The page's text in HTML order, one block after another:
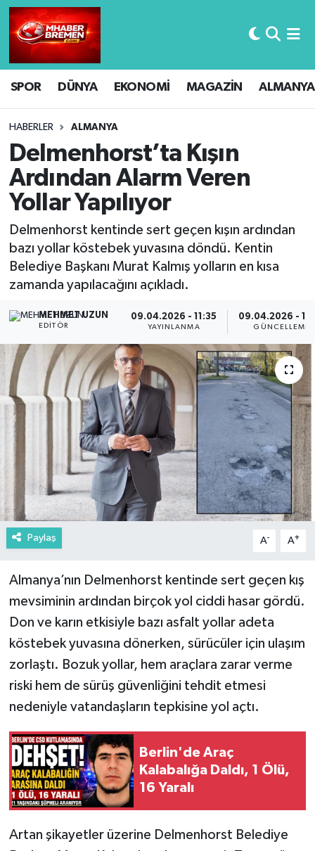
SPOR DÜNYA EKONOMİ MAGAZİN ALMANYA
HABERLER ALMANYA
Delmenhorst’ta Kışın
Ardından Alarm Veren
Yollar Yapılıyor
Delmenhorst kentinde sert geçen kışın ardından
bazı yollar köstebek yuvasına döndü. Kentin
Belediye Başkanı Murat Kalmış yolların en kısa
zamanda yapılacağını açıkladı.
MEHMET UZUN
EDITÖR
09.04.2026 - 11:35
YAYINLANMA
09.04.2026 -
GÜNCELLEME
Paylaş A- A+
Almanya’nın Delmenhorst kentinde sert geçen kış
mevsiminin ardından birçok yol ciddi hasar gördü.
Don ve karın etkisiyle bazı asfalt yollar adeta
köstebek yuvasına dönerken, sürücüler için ulaşım
zorlaştı. Bozuk yollar, hem araçlara zarar verme
riski hem de sürüş güvenliğini tehdit etmesi
nedeniyle vatandaşların tepkisine yol açtı.
Berlin'de Araç
Kalabalığa Daldı, 1 Ölü,
16 Yaralı
Artan şikayetler üzerine Delmenhorst Belediye
Hava Durumu
Trafik Durumu
Süper Lig Puan Durumu ve Fikstür
Tüm Manşetler
Son Dakika Haberleri
Haber Arşivi